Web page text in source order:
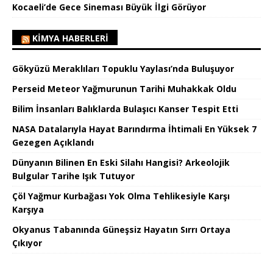
Kocaeli’de Gece Sineması Büyük İlgi Görüyor
KIMYA HABERLERI
Gökyüzü Meraklıları Topuklu Yaylası’nda Buluşuyor
Perseid Meteor Yağmurunun Tarihi Muhakkak Oldu
Bilim İnsanları Balıklarda Bulaşıcı Kanser Tespit Etti
NASA Datalarıyla Hayat Barındırma İhtimali En Yüksek 7
Gezegen Açıklandı
Dünyanın Bilinen En Eski Silahı Hangisi? Arkeolojik
Bulgular Tarihe Işık Tutuyor
Çöl Yağmur Kurbağası Yok Olma Tehlikesiyle Karşı
Karşıya
Okyanus Tabanında Güneşsiz Hayatın Sırrı Ortaya
Çıkıyor